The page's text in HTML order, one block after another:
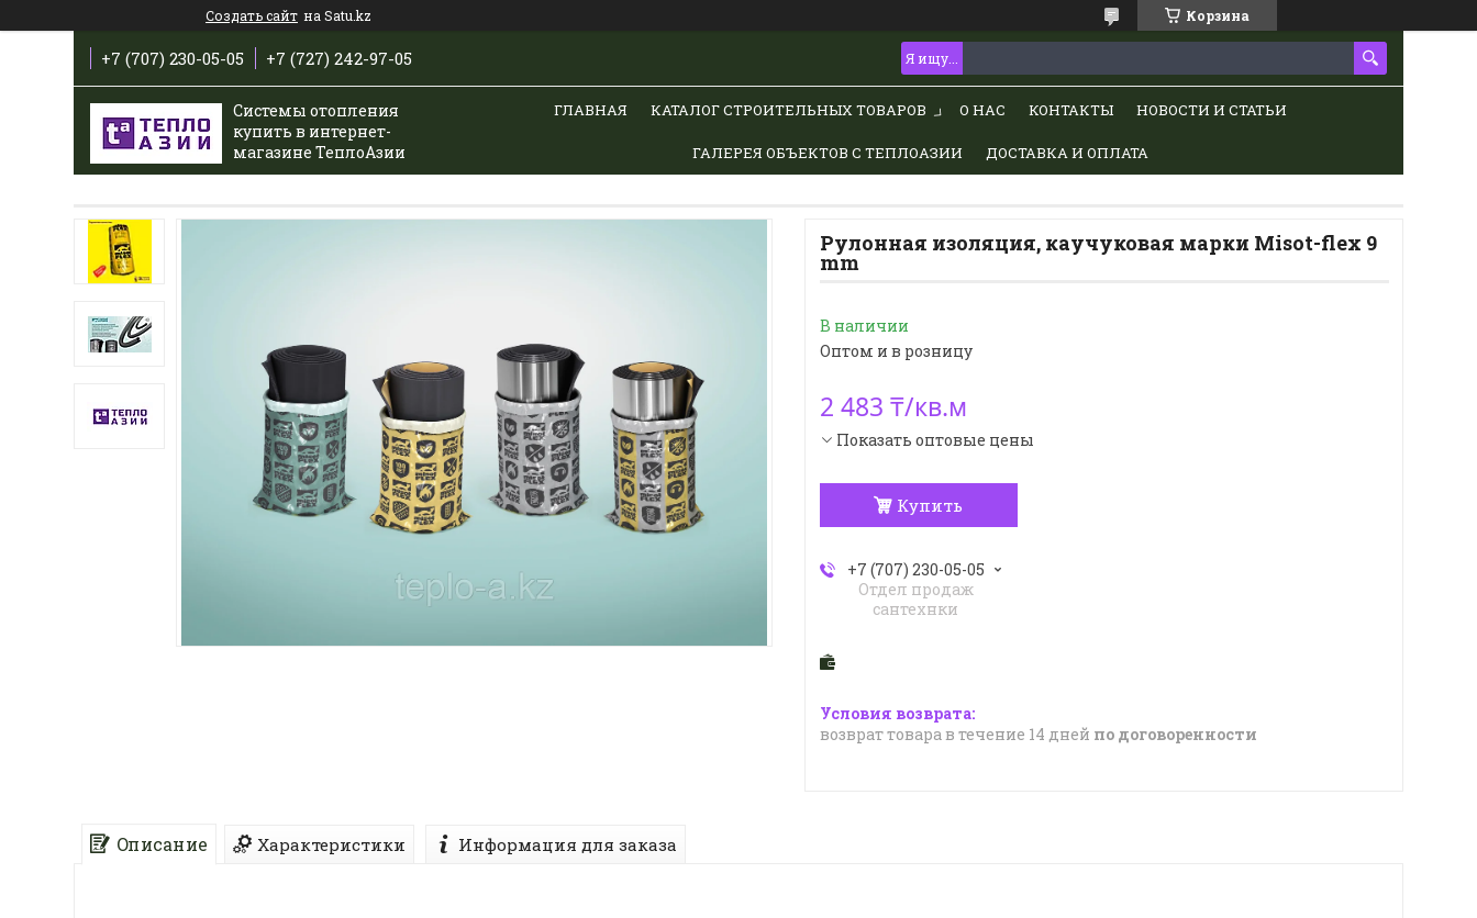
Создать сайт на Satu.kz Корзина
+7 (707) 230-05-05 +7 (727) 242-97-05
Системы отопления
купить в интернет-
магазине ТеплоАзии
ГЛАВНАЯ КАТАЛОГ СТРОИТЕЛЬНЫХ ТОВАРОВ О НАС КОНТАКТЫ НОВОСТИ И СТАТЬИ
ГАЛЕРЕЯ ОБЪЕКТОВ С ТЕПЛОАЗИИ ДОСТАВКА И ОПЛАТА
Рулонная изоляция, каучуковая марки Misot-flex 9
mm
В наличии
Оптом и в розницу
2 483 ₸/кв.м
Показать оптовые цены
Купить
+7 (707) 230-05-05
Отдел продаж
сантехнки
возврат товара в течение 14 дней по договоренности
Описание Характеристики Информация для заказа